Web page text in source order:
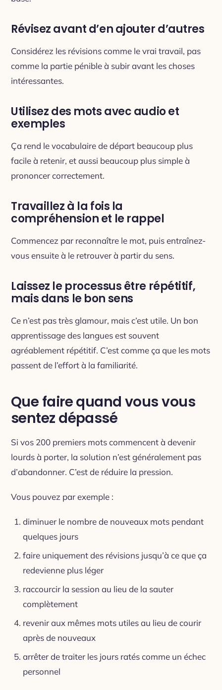
Révisez avant d’en ajouter d’autres
Considérez les révisions comme le vrai travail, pas
comme la partie pénible à subir avant les choses
intéressantes.
Utilisez des mots avec audio et
exemples
Ça rend le vocabulaire de départ beaucoup plus
facile à retenir, et aussi beaucoup plus simple à
prononcer correctement.
Travaillez à la fois la
compréhension et le rappel
Commencez par reconnaître le mot, puis entraînez-
vous ensuite à le retrouver à partir du sens.
Laissez le processus être répétitif,
mais dans le bon sens
Ce n’est pas très glamour, mais c’est utile. Un bon
apprentissage des langues est souvent
agréablement répétitif. C’est comme ça que les mots
passent de l’effort à la familiarité.
Que faire quand vous vous
sentez dépassé
Si vos 200 premiers mots commencent à devenir
lourds à porter, la solution n’est généralement pas
d’abandonner. C’est de réduire la pression.
Vous pouvez par exemple :
diminuer le nombre de nouveaux mots pendant
quelques jours
faire uniquement des révisions jusqu’à ce que ça
redevienne plus léger
raccourcir la session au lieu de la sauter
complètement
revenir aux mêmes mots utiles au lieu de courir
après de nouveaux
arrêter de traiter les jours ratés comme un échec
personnel